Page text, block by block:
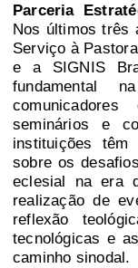
Parceria
Nos últimos três
Serviço à
e a SIGNIS
fundamental
seminários e
instituições têm
sobre os
eclesial na era
realização de
reflexão
tecnológicas e
caminho sinodal.